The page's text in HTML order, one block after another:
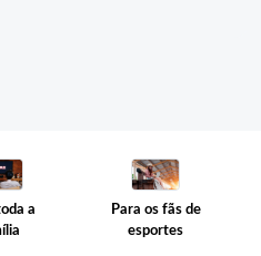
a
Para os fãs de
esportes